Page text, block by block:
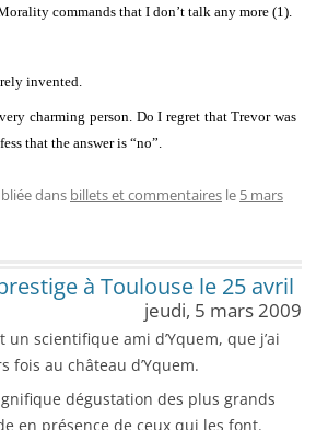
commands that I don’t talk any more (1).
invented.
charming person. Do I regret that Trevor was
that the answer is “no”.
dans billets et commentaires le 5 mars
à Toulouse le 25 avril
jeudi, 5 mars 2009
un scientifique ami d’Yquem, que j’ai
fois au château d’Yquem.
dégustation des plus grands
en présence de ceux qui les font.